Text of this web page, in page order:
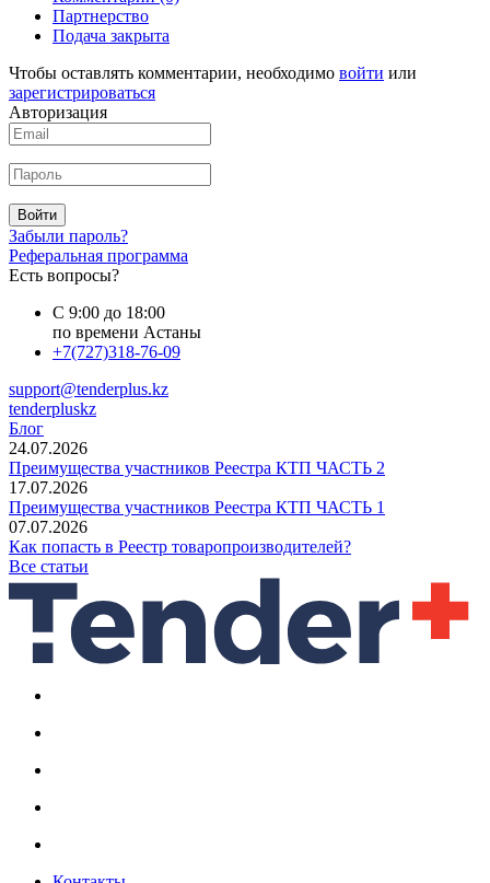
Партнерство
Подача закрыта
Чтобы оставлять комментарии, необходимо войти или
зарегистрироваться
Авторизация
Войти
Забыли пароль?
Реферальная программа
Есть вопросы?
С 9:00 до 18:00
по времени Астаны
+7(727)318-76-09
support@tenderplus.kz
tenderpluskz
Блог
24.07.2026
Преимущества участников Реестра КТП ЧАСТЬ 2
17.07.2026
Преимущества участников Реестра КТП ЧАСТЬ 1
07.07.2026
Как попасть в Реестр товаропроизводителей?
Все статьи